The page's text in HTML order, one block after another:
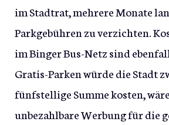
im Stadtrat, mehrere Monate
Parkgebühren zu verzichten.
im Binger Bus-Netz sind
Gratis-Parken würde die Stadt
fünfstellige Summe kosten,
unbezahlbare Werbung für die